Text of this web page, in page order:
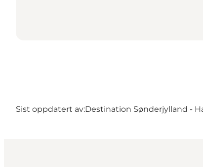
Sist oppdatert av:Destination Sønderjylland -